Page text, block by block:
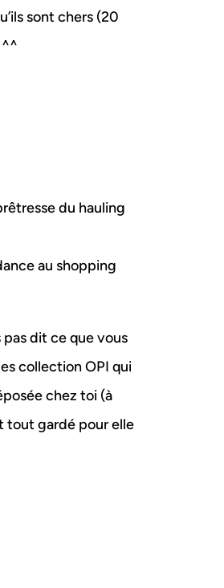
sont chers (20
^^
du hauling
au shopping
pas dit ce que vous
collection OPI qui
chez toi (à
tout gardé pour elle